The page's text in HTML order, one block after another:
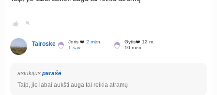
Tairoske Joris ❤️ 2 mėn.
1 sav.
Gytis❤️ 12 m.
10 mėn.
astukijus parašė:
Taip, jie labai aukšti auga tai reikia atramų